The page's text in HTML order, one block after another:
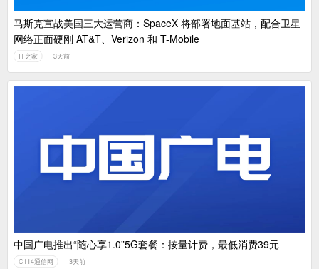
马斯克宣战美国三大运营商：SpaceX 将部署地面基站，配合卫星
网络正面硬刚 AT&T、Verizon 和 T-Mobile
IT之家 3天前
中国广电推出“随心享1.0”5G套餐：按量计费，最低消费39元
C114通信网 3天前